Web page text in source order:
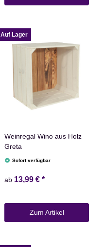
Auf Lager
Weinregal Wino aus Holz
Greta
Sofort verfügbar
ab 13,99 € *
Zum Artikel